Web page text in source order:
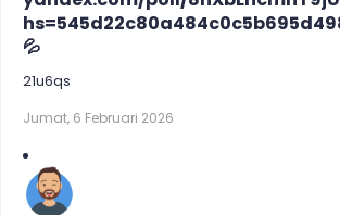
💦
21u6qs
Jumat, 6 Februari 2026